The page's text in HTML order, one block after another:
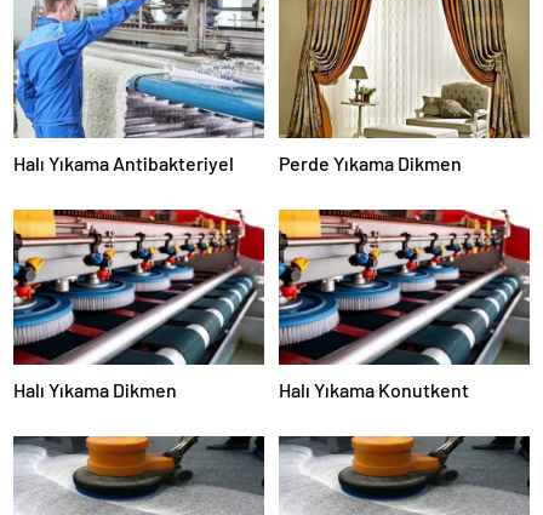
Halı Yıkama Antibakteriyel Perde Yıkama Dikmen
Halı Yıkama Dikmen Halı Yıkama Konutkent